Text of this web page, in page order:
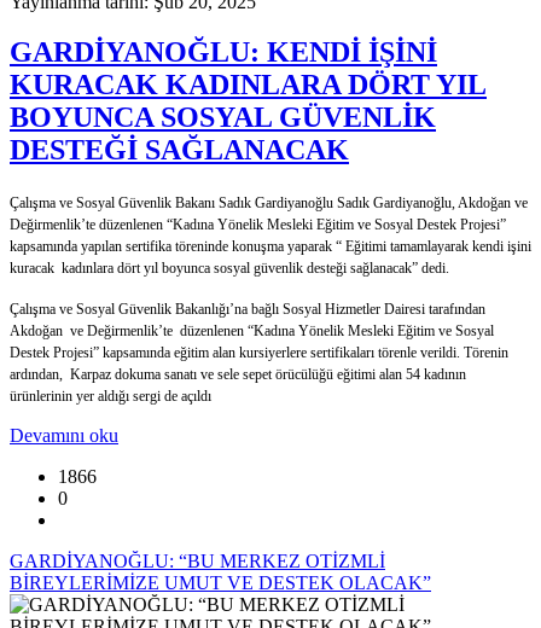
GARDİYANOĞLU: KENDİ İŞİNİ
KURACAK KADINLARA DÖRT YIL
BOYUNCA SOSYAL GÜVENLİK
DESTEĞİ SAĞLANACAK
Çalışma ve Sosyal Güvenlik Bakanı Sadık Gardiyanoğlu Sadık Gardiyanoğlu, Akdoğan ve
Değirmenlik’te düzenlenen “Kadına Yönelik Mesleki Eğitim ve Sosyal Destek Projesi”
kapsamında yapılan sertifika töreninde konuşma yaparak “ Eğitimi tamamlayarak kendi işini
kuracak kadınlara dört yıl boyunca sosyal güvenlik desteği sağlanacak” dedi.
Çalışma ve Sosyal Güvenlik Bakanlığı’na bağlı Sosyal Hizmetler Dairesi tarafından
Akdoğan ve Değirmenlik’te düzenlenen “Kadına Yönelik Mesleki Eğitim ve Sosyal
Destek Projesi” kapsamında eğitim alan kursiyerlere sertifikaları törenle verildi. Törenin
ardından, Karpaz dokuma sanatı ve sele sepet örücülüğü eğitimi alan 54 kadının
ürünlerinin yer aldığı sergi de açıldı
Devamını oku
1866
0
GARDİYANOĞLU: “BU MERKEZ OTİZMLİ
BİREYLERİMİZE UMUT VE DESTEK OLACAK”